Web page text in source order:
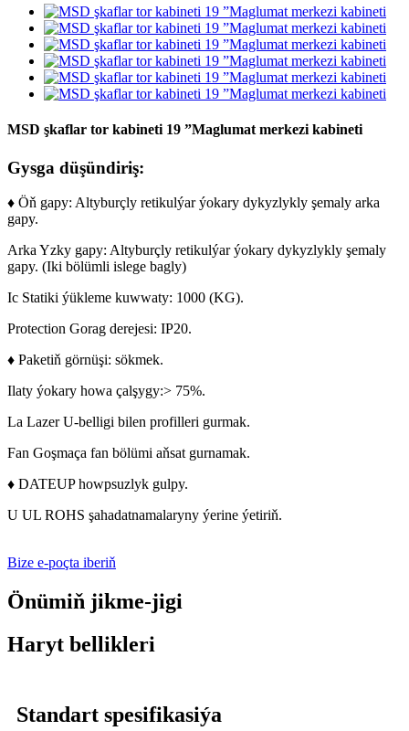
MSD şkaflar tor kabineti 19 ”Maglumat merkezi kabineti
Gysga düşündiriş:
♦ Öň gapy: Altyburçly retikulýar ýokary dykyzlykly şemaly arka
gapy.
Arka Yzky gapy: Altyburçly retikulýar ýokary dykyzlykly şemaly
gapy. (Iki bölümli islege bagly)
Ic Statiki ýükleme kuwwaty: 1000 (KG).
Protection Gorag derejesi: IP20.
♦ Paketiň görnüşi: sökmek.
Ilaty ýokary howa çalşygy:> 75%.
La Lazer U-belligi bilen profilleri gurmak.
Fan Goşmaça fan bölümi aňsat gurnamak.
♦ DATEUP howpsuzlyk gulpy.
U UL ROHS şahadatnamalaryny ýerine ýetiriň.
Bize e-poçta iberiň
Önümiň jikme-jigi
Haryt bellikleri
Standart spesifikasiýa